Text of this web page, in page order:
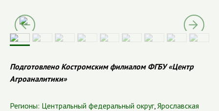
Подготовлено Костромским филиалом ФГБУ «Центр
Агроаналитики»
Регионы: Центральный федеральный округ, Ярославская